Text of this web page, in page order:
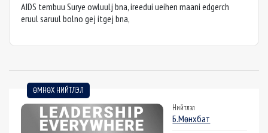
AIDS tembuu Surye owluulj bna, ireedui ueihen maani edgerch
eruul saruul bolno gej itgej bna,
ӨМНӨХ НИЙТЛЭЛ
Нийтлэл
Б.Мөнхбат